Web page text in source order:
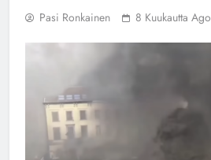
Pasi Ronkainen 8 Kuukautta Ago